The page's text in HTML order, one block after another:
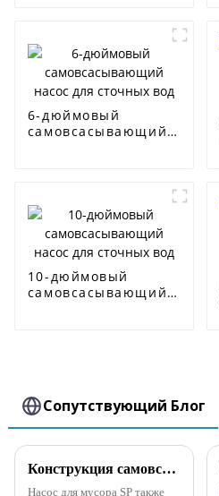
6-дюймовый
самовсасывающий
10-дюймовый
самовсасывающий
Сопутствующий Блог
Конструкция самовсасывающего насоса для сточных вод SP, не засоряющегося
Насос для мусора SP также